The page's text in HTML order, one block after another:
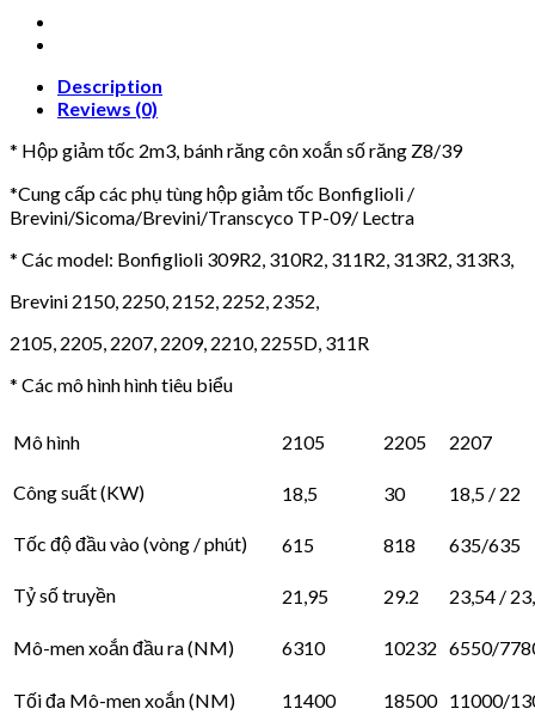
Description
Reviews (0)
* Hộp giảm tốc 2m3, bánh răng côn xoắn số răng Z8/39
*Cung cấp các phụ tùng hộp giảm tốc Bonfiglioli /
Brevini/Sicoma/Brevini/Transcyco TP-09/ Lectra
* Các model: Bonfiglioli 309R2, 310R2, 311R2, 313R2, 313R3,
Brevini 2150, 2250, 2152, 2252, 2352,
2105, 2205, 2207, 2209, 2210, 2255D, 311R
* Các mô hình hình tiêu biểu
Mô hình 2105 2205 2207
Công suất (KW) 18,5 30 18,5 / 22
Tốc độ đầu vào (vòng / phút) 615 818 635/635
Tỷ số truyền 21,95 29.2 23,54 /
Mô-men xoắn đầu ra (NM) 6310 10232 6550/
Tối đa Mô-men xoắn (NM) 11400 18500 11000/